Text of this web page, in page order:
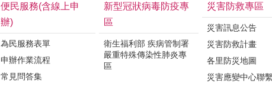
便民服務(含線上申
辦)
為民服務表單
申辦作業流程
常見問答集
新型冠狀病毒防疫專
區
衛生福利部 疾病管制署
嚴重特殊傳染性肺炎專
區
災害防救專區
災害訊息公告
災害防救計畫
各里防災地圖
災害應變中心聯